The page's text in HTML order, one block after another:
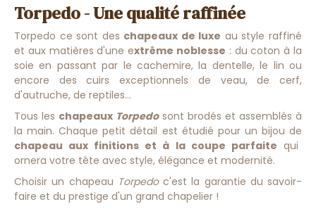
Torpedo - Une qualité raffinée
Torpedo ce sont des chapeaux de luxe au style raffiné
et aux matières d'une extrême noblesse : du coton à la
soie en passant par le cachemire, la dentelle, le lin ou
encore des cuirs exceptionnels de veau, de cerf,
d'autruche, de reptiles...
Tous les chapeaux Torpedosont brodés et assemblés à
la main. Chaque petit détail est étudié pour un bijou de
chapeau aux finitions et à la coupe parfaite qui
ornera votre tête avec style, élégance et modernité.
Choisir un chapeau Torpedoc'est la garantie du savoir-
faire et du prestige d'un grand chapelier !